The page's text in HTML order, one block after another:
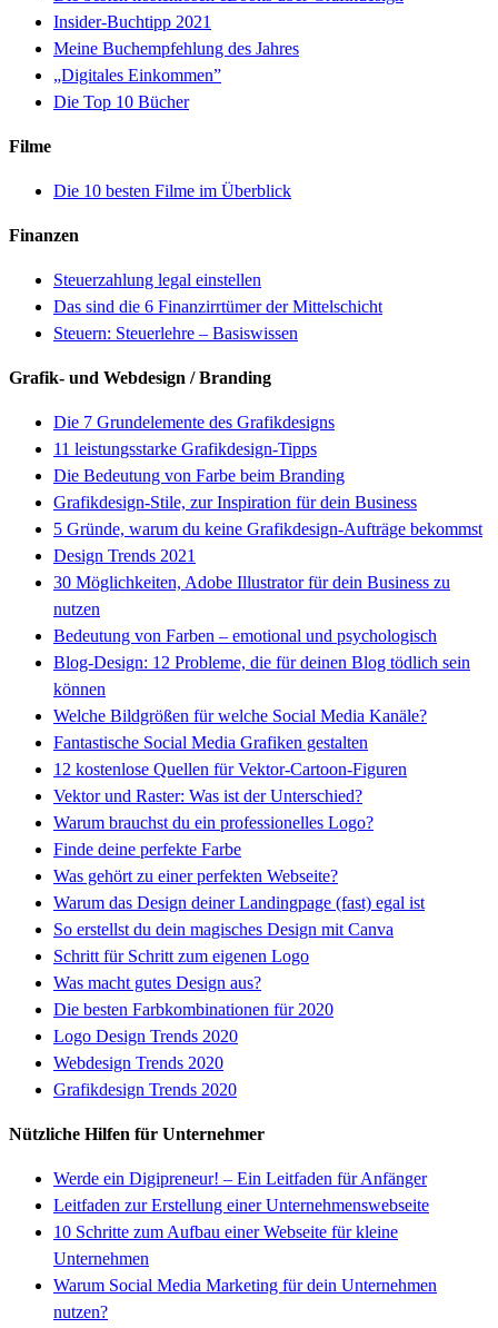
Insider-Buchtipp 2021
Meine Buchempfehlung des Jahres
„Digitales Einkommen”
Die Top 10 Bücher
Filme
Die 10 besten Filme im Überblick
Finanzen
Steuerzahlung legal einstellen
Das sind die 6 Finanzirrtümer der Mittelschicht
Steuern: Steuerlehre – Basiswissen
Grafik- und Webdesign / Branding
Die 7 Grundelemente des Grafikdesigns
11 leistungsstarke Grafikdesign-Tipps
Die Bedeutung von Farbe beim Branding
Grafikdesign-Stile, zur Inspiration für dein Business
5 Gründe, warum du keine Grafikdesign-Aufträge bekommst
Design Trends 2021
30 Möglichkeiten, Adobe Illustrator für dein Business zu
nutzen
Bedeutung von Farben – emotional und psychologisch
Blog-Design: 12 Probleme, die für deinen Blog tödlich sein
können
Welche Bildgrößen für welche Social Media Kanäle?
Fantastische Social Media Grafiken gestalten
12 kostenlose Quellen für Vektor-Cartoon-Figuren
Vektor und Raster: Was ist der Unterschied?
Warum brauchst du ein professionelles Logo?
Finde deine perfekte Farbe
Was gehört zu einer perfekten Webseite?
Warum das Design deiner Landingpage (fast) egal ist
So erstellst du dein magisches Design mit Canva
Schritt für Schritt zum eigenen Logo
Was macht gutes Design aus?
Die besten Farbkombinationen für 2020
Logo Design Trends 2020
Webdesign Trends 2020
Grafikdesign Trends 2020
Nützliche Hilfen für Unternehmer
Werde ein Digipreneur! – Ein Leitfaden für Anfänger
Leitfaden zur Erstellung einer Unternehmenswebseite
10 Schritte zum Aufbau einer Webseite für kleine
Unternehmen
Warum Social Media Marketing für dein Unternehmen
nutzen?